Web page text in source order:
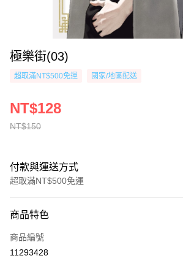
極樂街(03)
超取滿NT$500免運 國家/地區配送
NT$150
NT$128
付款與運送方式
超取滿NT$500免運
信用卡一次付款
超商取貨付款
商品特色
商品編號
11293428